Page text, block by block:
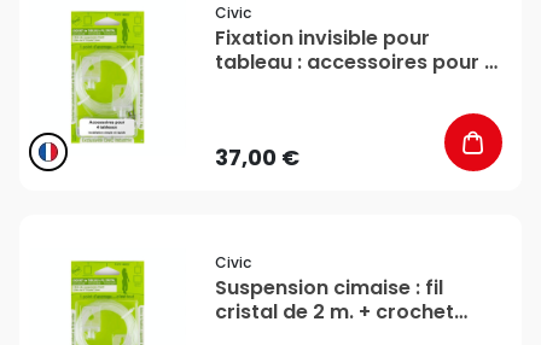
Civic
Fixation invisible pour
tableau : accessoires pour 4
37,00 €
Civic
Suspension cimaise : fil
cristal de 2 m. + crochet